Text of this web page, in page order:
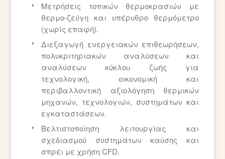
Μετρήσεις τοπικών θερμοκρασιών με
θερμο-ζεύγη και υπέρυθρο θερμόμετρο
(χωρίς επαφή).
Διεξαγωγή ενεργειακών επιθεωρήσεων,
πολυκριτηριακών αναλύσεων και
αναλύσεων κύκλου ζωής για
τεχνολογική, οικονομική και
περιβαλλοντική αξιολόγηση θερμικών
μηχανών, τεχνολογιών, συστημάτων και
εγκαταστάσεων.
Βελτιστοποίηση λειτουργίας και
σχεδιασμού συστημάτων καύσης και
σπρέι με χρήση CFD.